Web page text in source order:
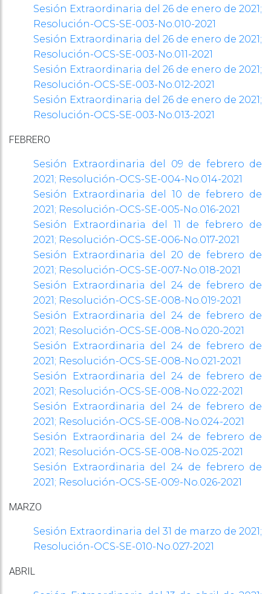
Sesión Extraordinaria del 26 de enero de 2021;
Resolución-OCS-SE-003-No.010-2021
Sesión Extraordinaria del 26 de enero de 2021;
Resolución-OCS-SE-003-No.011-2021
Sesión Extraordinaria del 26 de enero de 2021;
Resolución-OCS-SE-003-No.012-2021
Sesión Extraordinaria del 26 de enero de 2021;
Resolución-OCS-SE-003-No.013-2021
FEBRERO
Sesión Extraordinaria del 09 de febrero de
2021; Resolución-OCS-SE-004-No.014-2021
Sesión Extraordinaria del 10 de febrero de
2021; Resolución-OCS-SE-005-No.016-2021
Sesión Extraordinaria del 11 de febrero de
2021; Resolución-OCS-SE-006-No.017-2021
Sesión Extraordinaria del 20 de febrero de
2021; Resolución-OCS-SE-007-No.018-2021
Sesión Extraordinaria del 24 de febrero de
2021; Resolución-OCS-SE-008-No.019-2021
Sesión Extraordinaria del 24 de febrero de
2021; Resolución-OCS-SE-008-No.020-2021
Sesión Extraordinaria del 24 de febrero de
2021; Resolución-OCS-SE-008-No.021-2021
Sesión Extraordinaria del 24 de febrero de
2021; Resolución-OCS-SE-008-No.022-2021
Sesión Extraordinaria del 24 de febrero de
2021; Resolución-OCS-SE-008-No.024-2021
Sesión Extraordinaria del 24 de febrero de
2021; Resolución-OCS-SE-008-No.025-2021
Sesión Extraordinaria del 24 de febrero de
2021; Resolución-OCS-SE-009-No.026-2021
MARZO
Sesión Extraordinaria del 31 de marzo de 2021;
Resolución-OCS-SE-010-No.027-2021
ABRIL